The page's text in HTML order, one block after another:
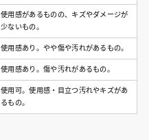
使用感があるものの、キズやダメージが
少ないもの。
使用感あり。やや傷や汚れがあるもの。
使用感あり。傷や汚れがあるもの。
使用可。使用感・目立つ汚れやキズがあ
るもの。